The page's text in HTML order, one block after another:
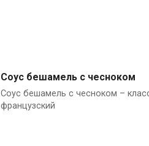
Молоко
Соус бешамель с чесноком
Соус бешамель с чесноком –
французский